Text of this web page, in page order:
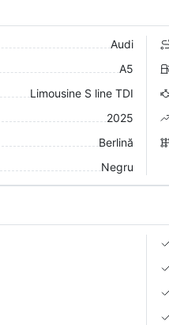
Audi
A5
Limousine S line TDI
2025
Berlină
Negru